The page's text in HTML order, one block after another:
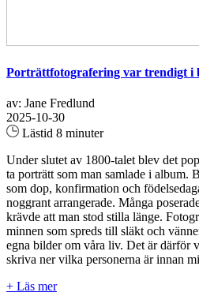
Porträttfotografering var trendigt i
av: Jane Fredlund
2025-10-30
Lästid 8 minuter
Under slutet av 1800-talet blev det
ta porträtt som man samlade i album.
som dop, konfirmation och
noggrant arrangerade. Många
krävde att man stod stilla länge.
minnen som spreds till släkt och
egna bilder om våra liv. Det är därför
skriva ner vilka personerna är innan
+ Läs mer